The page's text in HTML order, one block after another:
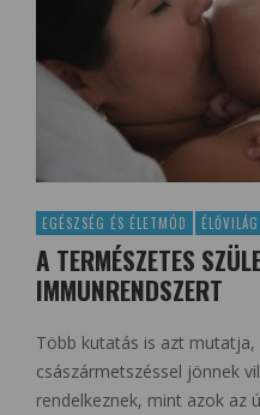
EGÉSZSÉG ÉS ÉLETMÓD ÉLŐVILÁG
A TERMÉSZETES
IMMUNRENDSZERT
Több kutatás is azt
császármetszéssel jönnek
rendelkeznek, mint azok az